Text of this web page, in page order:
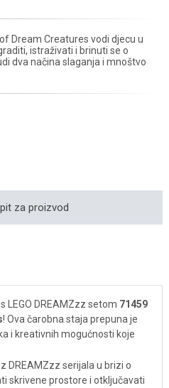
Dream Creatures vodi djecu u
istraživati i brinuti se o
dva načina slaganja i mnoštvo
za proizvod
LEGO DREAMZzz setom 71459
! Ova čarobna staja prepuna je
i kreativnih mogućnosti koje
DREAMZzz serijala u brizi o
skrivene prostore i otključavati